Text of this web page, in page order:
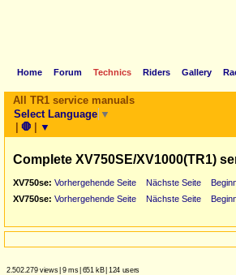
Home Forum Technics Riders Gallery
All TR1 service manuals
Select Language ▼
| 🛑 | ▼
Complete XV750SE/XV1000(TR1)
XV750se: Vorhergehende Seite Nächste Seite
XV750se: Vorhergehende Seite Nächste Seite
2.502.279 views| 9 ms| 651 kB| 124 users